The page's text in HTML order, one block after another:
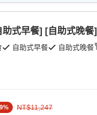
助式早餐] [自助式晚餐]
自助式早餐 自助式晚餐
9% NT$11,247